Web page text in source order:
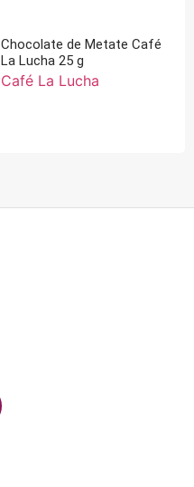
Chocolate de Metate Café
La Lucha 25 g
Café La Lucha